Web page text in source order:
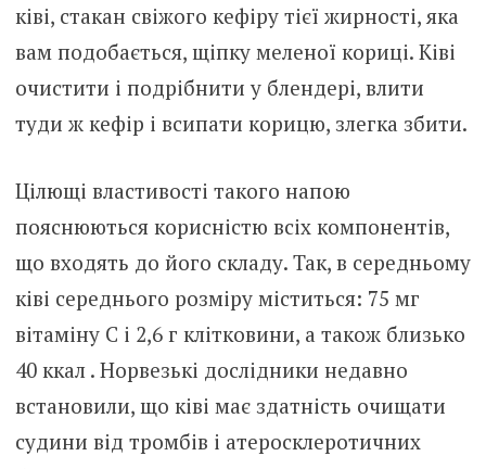
ківі, стакан свіжого кефіру тієї жирності, яка
вам подобається, щіпку меленої кориці. Ківі
очистити і подрібнити у блендері, влити
туди ж кефір і всипати корицю, злегка збити.
Цілющі властивості такого напою
пояснюються корисністю всіх компонентів,
що входять до його складу. Так, в середньому
ківі середнього розміру міститься: 75 мг
вітаміну С і 2,6 г клітковини, а також близько
40 ккал . Норвезькі дослідники недавно
встановили, що ківі має здатність очищати
судини від тромбів і атеросклеротичних